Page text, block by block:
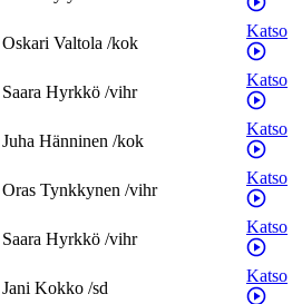
Oskari Valtola /kok
Katso
Saara Hyrkkö /vihr
Katso
Juha Hänninen /kok
Katso
Oras Tynkkynen /vihr
Katso
Saara Hyrkkö /vihr
Katso
Jani Kokko /sd
Katso